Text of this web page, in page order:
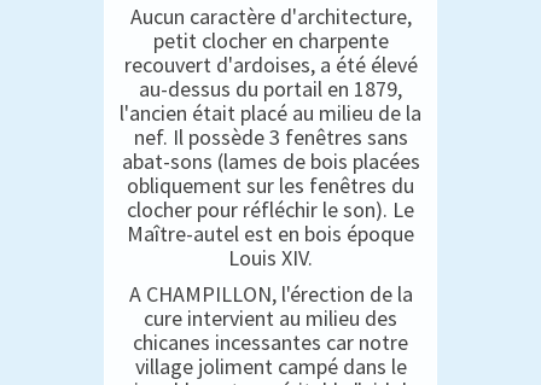
Aucun caractère d'architecture,
petit clocher en charpente
recouvert d'ardoises, a été élevé
au-dessus du portail en 1879,
l'ancien était placé au milieu de la
nef. Il possède 3 fenêtres sans
abat-sons (lames de bois placées
obliquement sur les fenêtres du
clocher pour réfléchir le son). Le
Maître-autel est en bois époque
Louis XIV.
A CHAMPILLON, l'érection de la
cure intervient au milieu des
chicanes incessantes car notre
village joliment campé dans le